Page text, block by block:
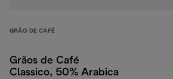
GRÃO DE CAFÉ
Grãos de Café
Classico, 50% Arabica